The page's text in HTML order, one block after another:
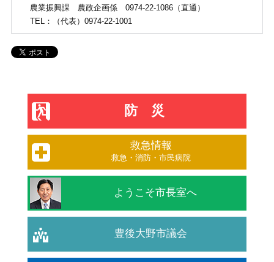
農業振興課
農政企画係 0974-22-1086（直通）
TEL
：（代表）0974-22-1001
防災
救急情報
救急・消防・市民病院
ようこそ市長室へ
豊後大野市議会